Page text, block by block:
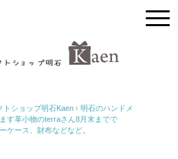
トショップ明石Kaen › 明石のハンドメ
す革小物のterraさん8月末までで
ケース、財布などなど。